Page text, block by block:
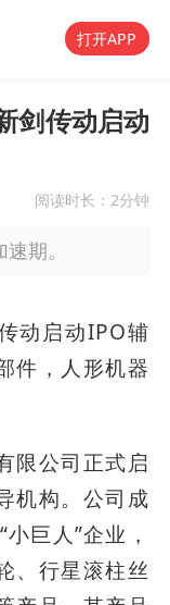
打开APP
剑传动启动
阅读时长： 2分钟
期。
动启动IPO辅
件，人形机器
限公司正式启
机构。公司成
巨人”企业，
、行星滚柱丝